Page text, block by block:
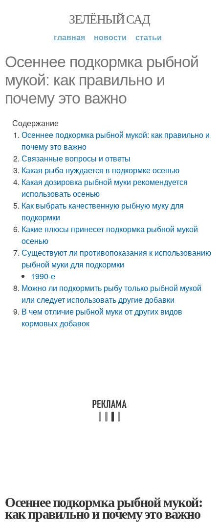
ЗЕЛЁНЫЙ САД
главная новости статьи
Осеннее подкормка рыбной
мукой: как правильно и
почему это важно
Содержание
Осеннее подкормка рыбной мукой: как правильно и
почему это важно
Связанные вопросы и ответы
Какая рыба нуждается в подкормке осенью
Какая дозировка рыбной муки рекомендуется
использовать осенью
Как выбрать качественную рыбную муку для
подкормки
Какие плюсы принесет подкормка рыбной мукой
осенью
Существуют ли противопоказания к использованию
рыбной муки для подкормки
1990-е
Можно ли подкормить рыбу только рыбной мукой
или следует использовать другие добавки
В чем отличие рыбной муки от других видов
кормовых добавок
Осеннее подкормка рыбной мукой:
как правильно и почему это важно